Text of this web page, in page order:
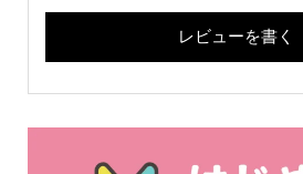
レビューを書く